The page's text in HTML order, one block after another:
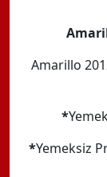
Amarillo
*
*Yemeksiz